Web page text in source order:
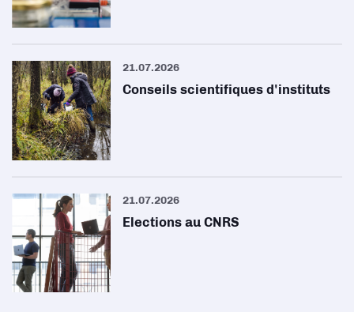
21.07.2026
Conseils scientifiques d'instituts
21.07.2026
Elections au CNRS